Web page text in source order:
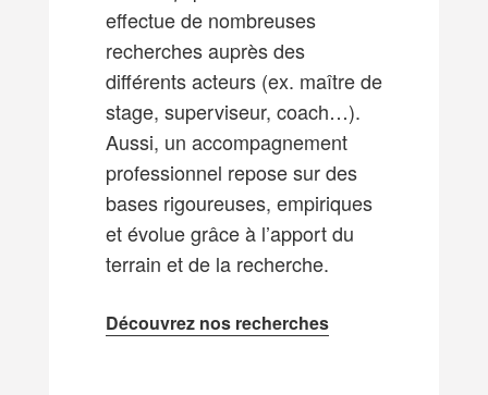
effectue de nombreuses
recherches auprès des
différents acteurs (ex. maître de
stage, superviseur, coach…).
Aussi, un accompagnement
professionnel repose sur des
bases rigoureuses, empiriques
et évolue grâce à l’apport du
terrain et de la recherche.
Découvrez nos recherches